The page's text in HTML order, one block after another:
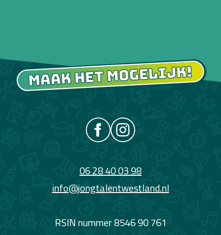
06 28 40 03 98
info@jongtalentwestland.nl
RSIN nummer 8546 90 761